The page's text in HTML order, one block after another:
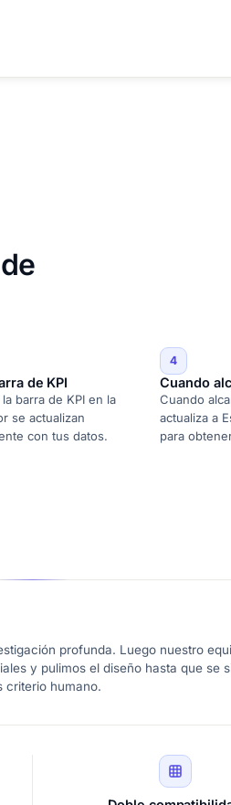
de KPI
barra de KPI en la
se actualizan
con tus datos.
4
Cuando
Cuando
actualiza a
para
profunda. Luego nuestro
y pulimos el diseño hasta que se
criterio humano.